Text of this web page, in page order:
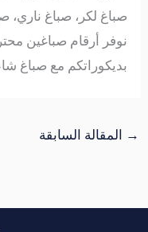
صباغ لكر، صباغ ناري،
نوفر أرقام صباغين
بديكوراتكم مع صباغ
→ المقالة السابقة